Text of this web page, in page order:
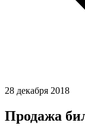
28 декабря 2018
Продажа